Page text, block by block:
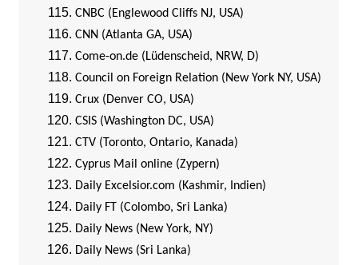
CNBC (Englewood Cliffs NJ, USA)
CNN (Atlanta GA, USA)
Come-on.de (Lüdenscheid, NRW, D)
Council on Foreign Relation (New York NY, USA)
Crux (Denver CO, USA)
CSIS (Washington DC, USA)
CTV (Toronto, Ontario, Kanada)
Cyprus Mail online (Zypern)
Daily Excelsior.com (Kashmir, Indien)
Daily FT (Colombo, Sri Lanka)
Daily News (New York, NY)
Daily News (Sri Lanka)